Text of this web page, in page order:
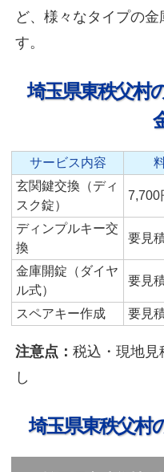
ど、様々なタイプの
す。
埼玉県東秩父村
サービス内容
玄関鍵交換（ディ
スク錠）
7,700
ディンプルキー交
換
要見
金庫開錠（ダイヤ
ル式）
要見
スペアキー作成 要見
注意点：税込・現地見
し
埼玉県東秩父村